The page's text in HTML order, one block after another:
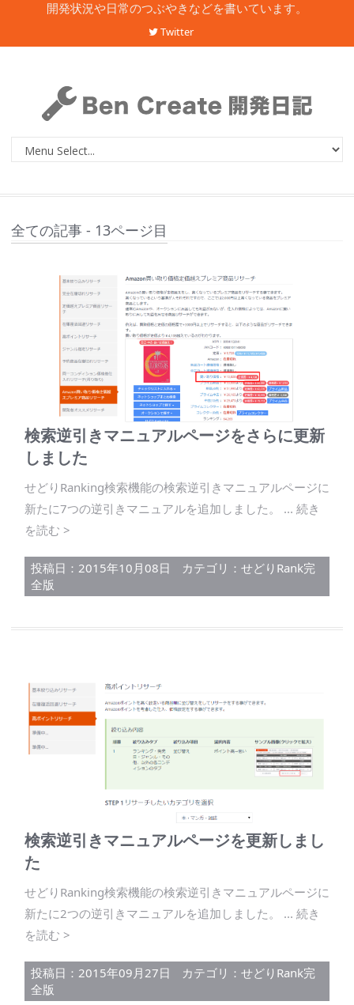
開発状況や日常のつぶやきなどを書いています。
Twitter
全ての記事 - 13ページ目
検索逆引きマニュアルページをさらに更新
しました
せどりRanking検索機能の検索逆引きマニュアルページに
新たに7つの逆引きマニュアルを追加しました。 ... 続き
を読む >
投稿日：2015年10月08日 カテゴリ： せどりRank完
全版
検索逆引きマニュアルページを更新しまし
た
せどりRanking検索機能の検索逆引きマニュアルページに
新たに2つの逆引きマニュアルを追加しました。 ... 続き
を読む >
投稿日：2015年09月27日 カテゴリ： せどりRank完
全版